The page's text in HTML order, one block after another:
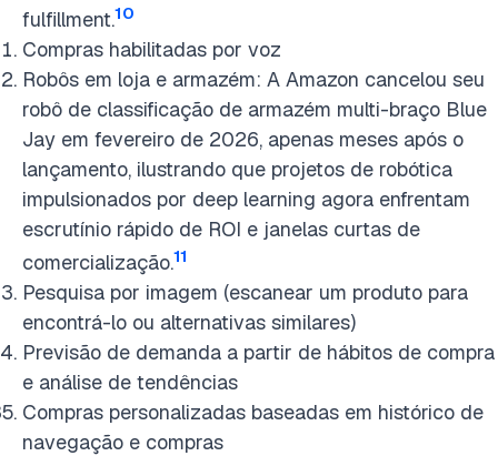
fulfillment.10
Compras habilitadas por voz
Robôs em loja e armazém: A Amazon cancelou seu
robô de classificação de armazém multi-braço Blue
Jay em fevereiro de 2026, apenas meses após o
lançamento, ilustrando que projetos de robótica
impulsionados por deep learning agora enfrentam
escrutínio rápido de ROI e janelas curtas de
comercialização.11
Pesquisa por imagem (escanear um produto para
encontrá-lo ou alternativas similares)
Previsão de demanda a partir de hábitos de compra
e análise de tendências
Compras personalizadas baseadas em histórico de
navegação e compras